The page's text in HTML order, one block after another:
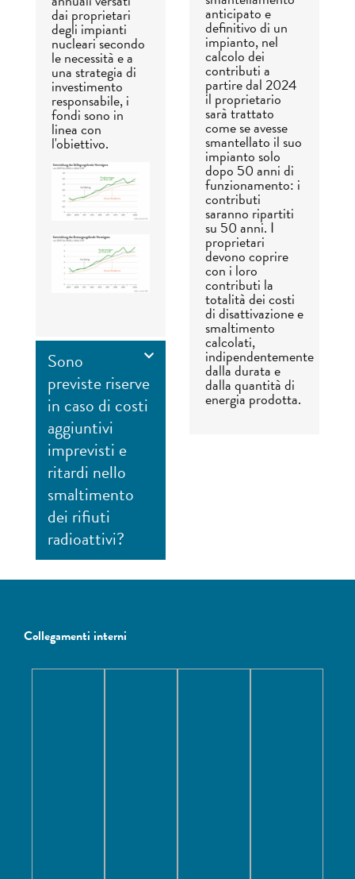
dai proprietari
degli impianti
nucleari secondo
le necessità e a
una strategia di
investimento
responsabile, i
fondi sono in
linea con
l'obiettivo.
Sono
previste riserve
in caso di costi
aggiuntivi
imprevisti e
ritardi nello
smaltimento
dei rifiuti
radioattivi?
anticipato e
definitivo di un
impianto, nel
calcolo dei
contributi a
partire dal 2024
il proprietario
sarà trattato
come se avesse
smantellato il suo
impianto solo
dopo 50 anni di
funzionamento: i
contributi
saranno ripartiti
su 50 anni. I
proprietari
devono coprire
con i loro
contributi la
totalità dei costi
di disattivazione e
smaltimento
calcolati,
indipendentemente
dalla durata e
dalla quantità di
energia prodotta.
Collegamenti interni